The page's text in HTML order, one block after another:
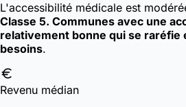
L'accessibilité médicale est
Classe 5. Communes avec une
relativement bonne qui se raréfie
besoins.
Revenu médian